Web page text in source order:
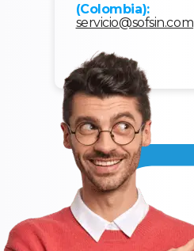
(Colombia):
servicio@sofsin.com